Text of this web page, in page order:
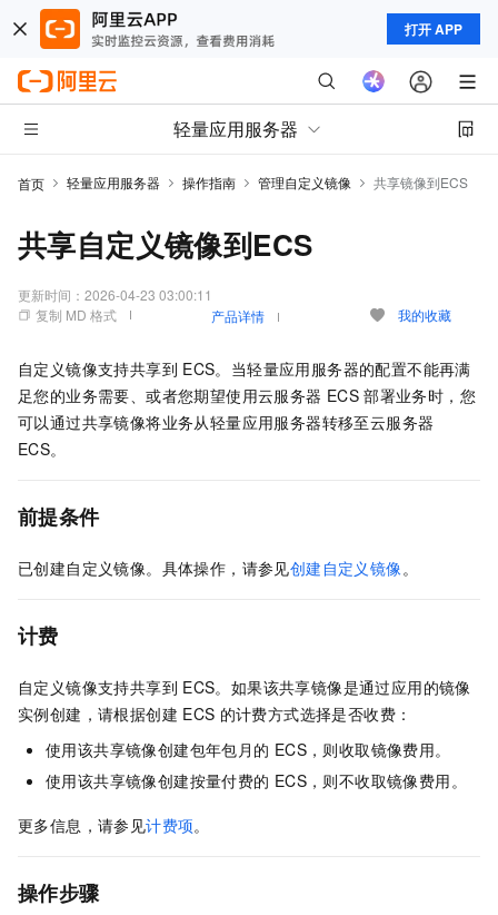
打开 APP
轻量应用服务器
首页 轻量应用服务器 操作指南 管理自定义镜像 共享镜像到ECS
共享自定义镜像到ECS
更新时间： 2026-04-23 03:00:11
复制 MD 格式
产品详情 我的收藏
自定义镜像支持共享到 ECS。当轻量应用服务器的配置不能再满
足您的业务需要、或者您期望使用云服务器 ECS 部署业务时，您
可以通过共享镜像将业务从轻量应用服务器转移至云服务器
ECS。
前提条件
已创建自定义镜像。具体操作，请参见创建自定义镜像。
计费
自定义镜像支持共享到 ECS。如果该共享镜像是通过应用的镜像
实例创建，请根据创建 ECS 的计费方式选择是否收费：
使用该共享镜像创建包年包月的 ECS，则收取镜像费用。
使用该共享镜像创建按量付费的 ECS，则不收取镜像费用。
更多信息，请参见计费项。
操作步骤